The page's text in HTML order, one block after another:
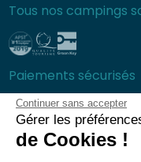
Continuer sans accepter
Gérer les
de Cookies !
Tous nos campings
Paiements sécurisés